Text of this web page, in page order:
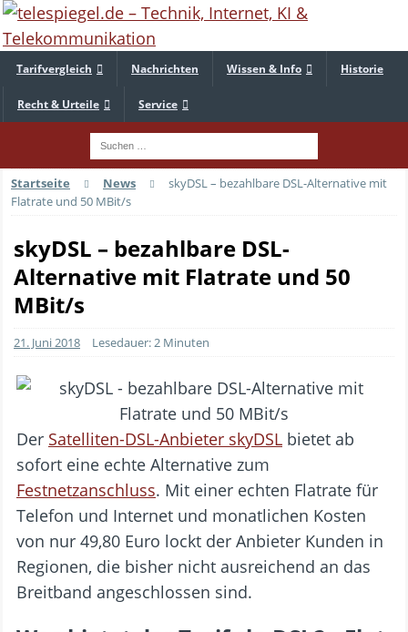
Tarifvergleich Nachrichten Wissen & Info Historie
Recht & Urteile Service
Startseite News
skyDSL – bezahlbare DSL-Alternative mit
Flatrate und 50 MBit/s
skyDSL – bezahlbare DSL-
Alternative mit Flatrate und 50
MBit/s
21. Juni 2018 Lesedauer: 2 Minuten
Der Satelliten-DSL-Anbieter skyDSL bietet ab
sofort eine echte Alternative zum
Festnetzanschluss. Mit einer echten Flatrate für
Telefon und Internet und monatlichen Kosten
von nur 49,80 Euro lockt der Anbieter Kunden in
Regionen, die bisher nicht ausreichend an das
Breitband angeschlossen sind.